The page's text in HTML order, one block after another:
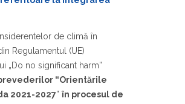
de climă în
Regulamentul (UE)
„Do no significant harm”
“Orientările
2021-2027” în procesul de